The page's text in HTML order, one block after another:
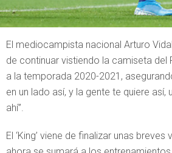
El mediocampista nacional Arturo
de continuar vistiendo la camiseta del
a la temporada 2020-2021,
en un lado así, y la gente te quiere así,
ahí”.
El ‘King’ viene de finalizar unas